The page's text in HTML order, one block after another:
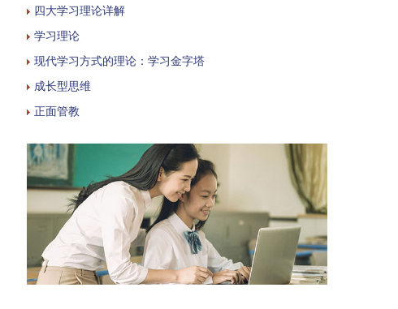
四大学习理论详解
学习理论
现代学习方式的理论：学习金字塔
成长型思维
正面管教